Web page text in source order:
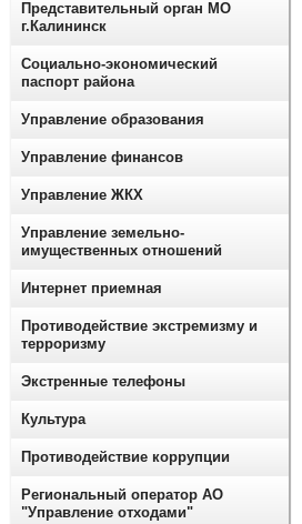
Представительный орган МО
г.Калининск
Социально-экономический
паспорт района
Управление образования
Управление финансов
Управление ЖКХ
Управление земельно-
имущественных отношений
Интернет приемная
Противодействие экстремизму и
терроризму
Экстренные телефоны
Культура
Противодействие коррупции
Региональный оператор АО
"Управление отходами"